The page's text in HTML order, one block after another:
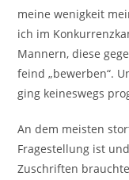
meine wenigkeit
ich im
Mannern, diese
feind „bewerben“.
ging keineswegs
An dem meisten
Fragestellung ist
Zuschriften